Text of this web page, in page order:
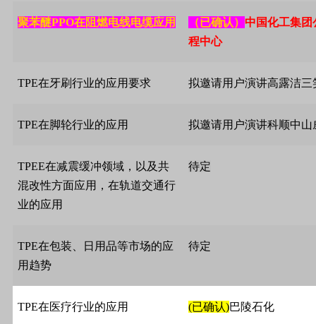
聚苯醚PPO在阻燃电线电缆应用 （已确认） 中国化工集团
程中心
TPE在牙刷行业的应用要求 拟邀请用户演讲高露洁三
TPE在脚轮行业的应用 拟邀请用户演讲科顺中山
TPEE在减震缓冲领域，以及共
混改性方面应用，在轨道交通行
业的应用
待定
TPE在包装、日用品等市场的应
用趋势
待定
TPE在医疗行业的应用 (已确认)巴陵石化